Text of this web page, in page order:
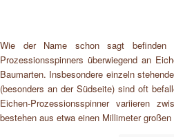
Wie der Name schon sagt
Prozessionsspinners überwiegend an
Baumarten. Insbesondere einzeln
(besonders an der Südseite) sind oft
Eichen-Prozessionsspinner variieren
bestehen aus etwa einen Millimeter